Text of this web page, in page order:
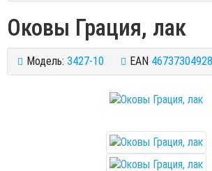
Оковы Грация, лак
Модель: 3427-10 EAN